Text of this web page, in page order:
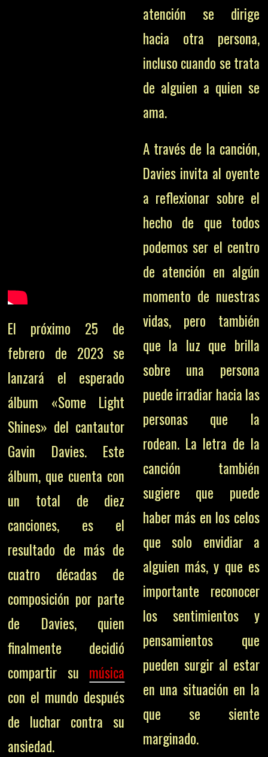
El próximo 25 de
febrero de 2023 se
lanzará el esperado
álbum «Some Light
Shines» del cantautor
Gavin Davies. Este
álbum, que cuenta con
un total de diez
canciones, es el
resultado de más de
cuatro décadas de
composición por parte
de Davies, quien
finalmente decidió
compartir su música
con el mundo después
de luchar contra su
ansiedad.
atención se dirige
hacia otra persona,
incluso cuando se trata
de alguien a quien se
ama.
A través de la canción,
Davies invita al oyente
a reflexionar sobre el
hecho de que todos
podemos ser el centro
de atención en algún
momento de nuestras
vidas, pero también
que la luz que brilla
sobre una persona
puede irradiar hacia las
personas que la
rodean. La letra de la
canción también
sugiere que puede
haber más en los celos
que solo envidiar a
alguien más, y que es
importante reconocer
los sentimientos y
pensamientos que
pueden surgir al estar
en una situación en la
que se siente
marginado.